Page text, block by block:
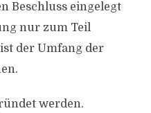
Beschluss eingelegt
nur zum Teil
der Umfang der
werden.